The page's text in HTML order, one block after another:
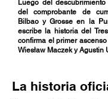
Luego del
del comprobante de
Bilbao y Grosse en la
escribe la historia del
confirma el primer
Wiesław Maczek y Agustin
La historia